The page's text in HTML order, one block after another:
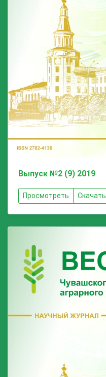
Выпуск №2 (9) 2019
Просмотреть Скачать